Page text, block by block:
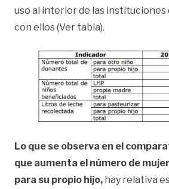
uso al interior de las instituciones
con ellos (Ver tabla).
Lo que se observa en el
que aumenta el número de
para su propio hijo, hay relativa